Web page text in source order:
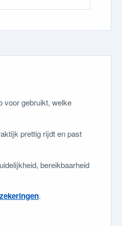
voor gebruikt, welke
prettig rijdt en past
bereikbaarheid
.